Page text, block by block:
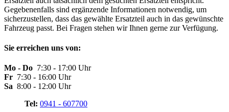
Gegebenenfalls sind ergänzende Informationen notwendig, um
sicherzustellen, dass das gewählte Ersatzteil auch in das gewünschte
Fahrzeug passt. Bei Fragen stehen wir Ihnen gerne zur Verfügung.
Sie erreichen uns von:
Mo - Do 7:30 - 17:00 Uhr
Fr 7:30 - 16:00 Uhr
Sa 8:00 - 12:00 Uhr
Tel: 0941 - 607700